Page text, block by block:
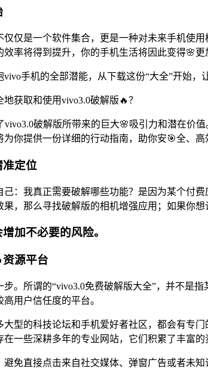
仅仅是一个软件集合，更是一种对未来手机使
率将得到提升，你的手机生活将因此变得🌸更
手机的全部潜能，从下载这份“大全”开始
获取和使用vivo3.0破解版🔥？
vivo3.0破解版所带来的巨大🌸吸引力和潜在价
你提供一份详细的行动指南，助你安🎯全、高
定位
：我真正需要破解哪些功能？是因为某个付
，那么寻找破解版的相机增强应用；如果你
加不必要的风险。
源平台
。所谓的“vivo3.0免费破解版大全”，并不是
用户信任度的平台。
型的科技论坛和手机爱好者社区，都会有专
一些深耕多年的专业网站，它们积累了丰富的
免直接点击来自社交媒体、弹窗广告或者未